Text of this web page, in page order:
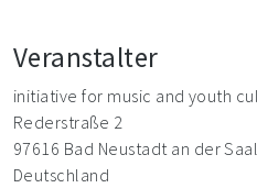
Veranstalter
initiative for music and youth
Rederstraße 2
97616 Bad Neustadt an der
Deutschland